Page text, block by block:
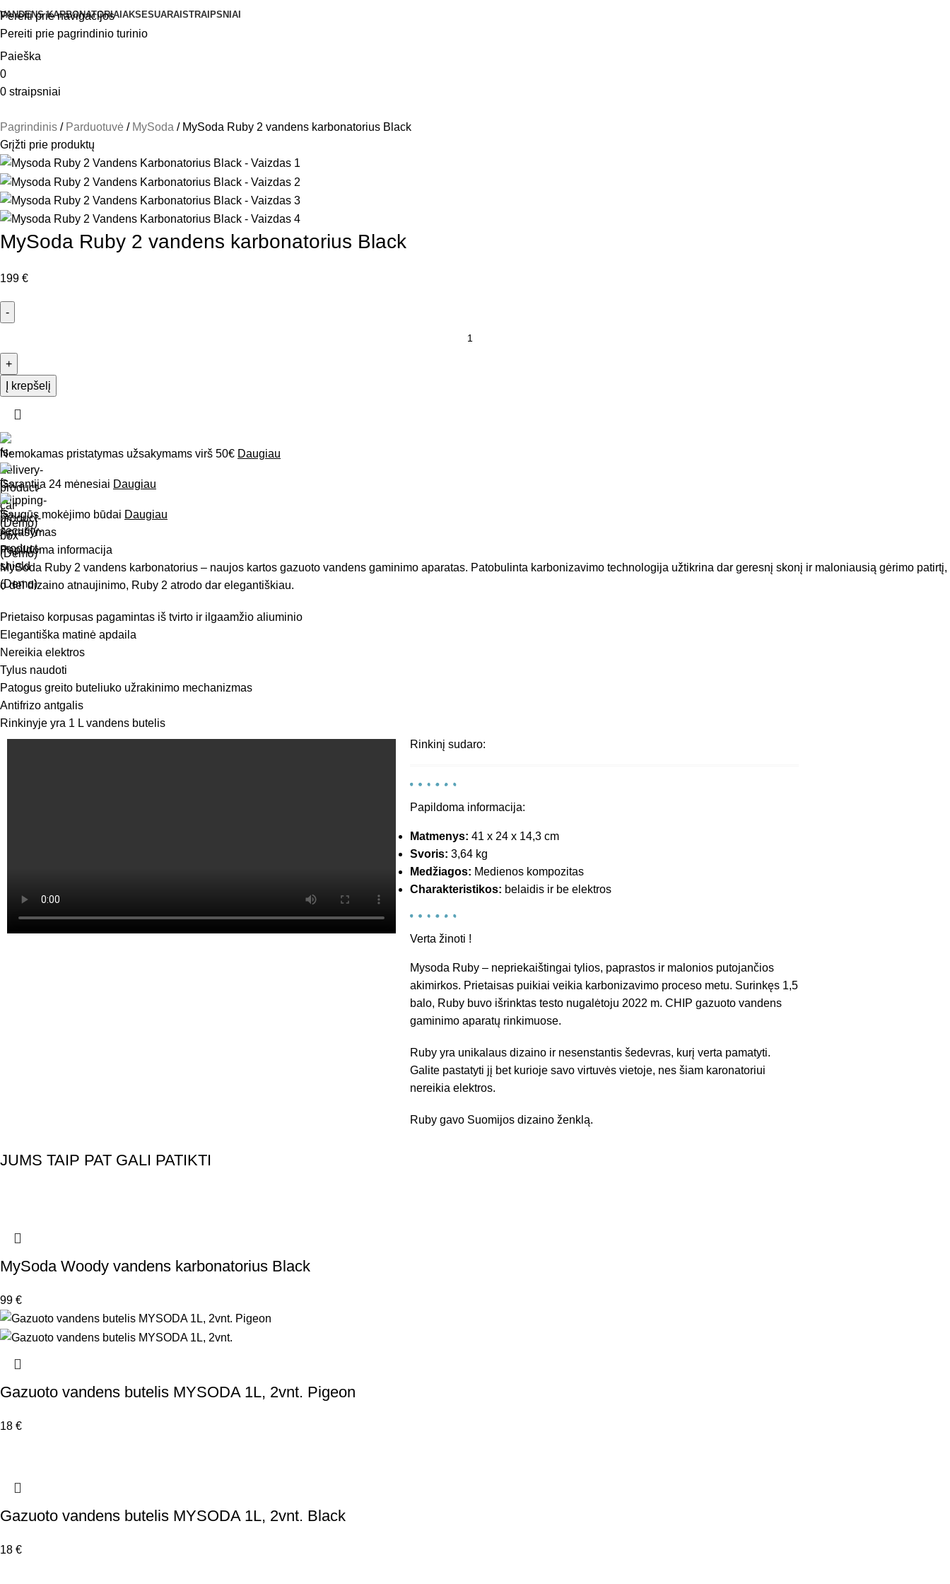
Pereiti prie navigacijos
Pereiti prie pagrindinio turinio
VANDENS KARBONATORIAI AKSESUARAI STRAIPSNIAI
Paieška
0
0 straipsniai
Pagrindinis Parduotuvė MySoda
MySoda Ruby 2 vandens karbonatorius Black
Grįžti prie produktų
MySoda Ruby 2 vandens karbonatorius Black
199 €
Į krepšelį
Nemokamas pristatymas užsakymams virš 50€ Daugiau
Garantija 24 mėnesiai Daugiau
Saugūs mokėjimo būdai Daugiau
Aprašymas
Papildoma informacija
MySoda Ruby 2 vandens karbonatorius – naujos kartos gazuoto vandens gaminimo aparatas. Patobulinta karbonizavimo technologija užtikrina dar geresnį skonį ir maloniausią gėrimo patirtį,
o dėl dizaino atnaujinimo, Ruby 2 atrodo dar elegantiškiau.
Prietaiso korpusas pagamintas iš tvirto ir ilgaamžio aliuminio
Elegantiška matinė apdaila
Nereikia elektros
Tylus naudoti
Patogus greito buteliuko užrakinimo mechanizmas
Antifrizo antgalis
Rinkinyje yra 1 L vandens butelis
Rinkinį sudaro:
Papildoma informacija:
Matmenys: 41 x 24 x 14,3 cm
Svoris: 3,64 kg
Medžiagos: Medienos kompozitas
Charakteristikos: belaidis ir be elektros
Verta žinoti !
Mysoda Ruby – nepriekaištingai tylios, paprastos ir malonios putojančios
akimirkos. Prietaisas puikiai veikia karbonizavimo proceso metu. Surinkęs 1,5
balo, Ruby buvo išrinktas testo nugalėtoju 2022 m. CHIP gazuoto vandens
gaminimo aparatų rinkimuose.
Ruby yra unikalaus dizaino ir nesenstantis šedevras, kurį verta pamatyti.
Galite pastatyti jį bet kurioje savo virtuvės vietoje, nes šiam karonatoriui
nereikia elektros.
Ruby gavo Suomijos dizaino ženklą.
JUMS TAIP PAT GALI PATIKTI
MySoda Woody vandens karbonatorius Black
99 €
Gazuoto vandens butelis MYSODA 1L, 2vnt. Pigeon
18 €
Gazuoto vandens butelis MYSODA 1L, 2vnt. Black
18 €